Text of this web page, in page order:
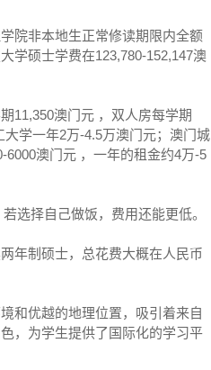
院非本地生正常修读期限内全额
学硕士学费在123,780-152,147澳
11,350澳门元 ，双人房每学期
学一年2万-4.5万澳门元；澳门城
澳门元 ，一年的租金约4万-5
选择自己做饭，费用还能更低。
年制硕士，总花费大概在人民币
和优越的地理位置，吸引着来自
，为学生提供了国际化的学习平